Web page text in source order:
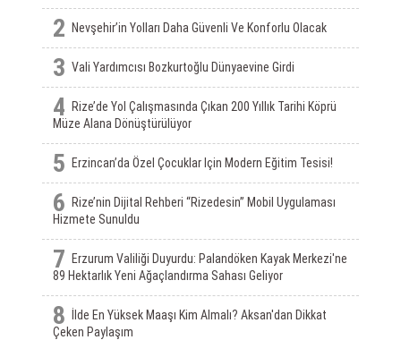
2 Nevşehir’in Yolları Daha Güvenli Ve Konforlu Olacak
3 Vali Yardımcısı Bozkurtoğlu Dünyaevine Girdi
4
Rize’de Yol Çalışmasında Çıkan 200 Yıllık Tarihi Köprü
Müze Alana Dönüştürülüyor
5 Erzincan’da Özel Çocuklar Için Modern Eğitim Tesisi!
6
Rize’nin Dijital Rehberi “Rizedesin” Mobil Uygulaması
Hizmete Sunuldu
7
Erzurum Valiliği Duyurdu: Palandöken Kayak Merkezi'ne
89 Hektarlık Yeni Ağaçlandırma Sahası Geliyor
8
İlde En Yüksek Maaşı Kim Almalı? Aksan'dan Dikkat
Çeken Paylaşım